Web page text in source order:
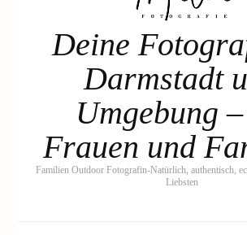
Deine
Darmstadt
Umgebung
Frauen und
Familien Outdoor Fotografin-Natürlich, authentisch,
Liebsten